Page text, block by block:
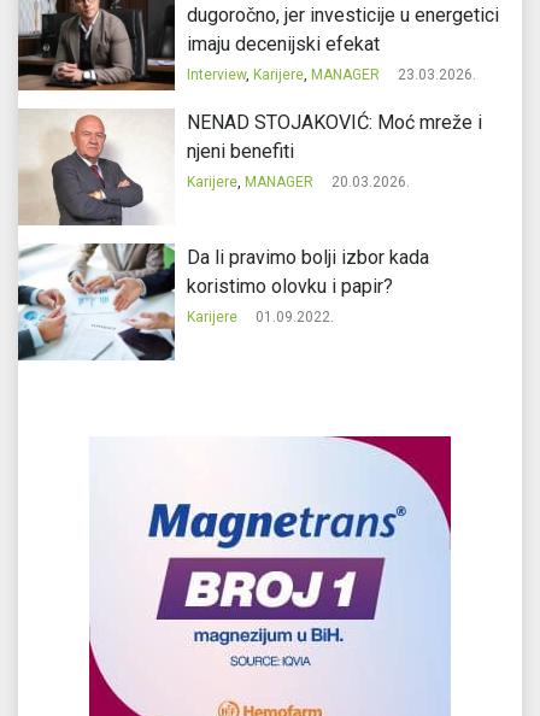
dugoročno, jer investicije u energetici
imaju decenijski efekat
Interview, Karijere, MANAGER 23.03.2026.
NENAD STOJAKOVIĆ: Moć mreže i
njeni benefiti
Karijere, MANAGER 20.03.2026.
Da li pravimo bolji izbor kada
koristimo olovku i papir?
Karijere 01.09.2022.